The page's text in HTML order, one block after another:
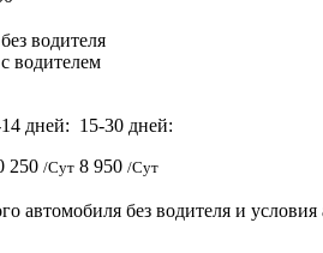
без водителя
с водителем
дней:
250 /Сут
15-30 дней:
8 950 /Сут
автомобиля без водителя и условия